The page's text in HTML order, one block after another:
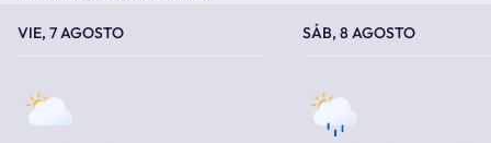
VIE, 7 AGOSTO SÁB, 8 AGOSTO